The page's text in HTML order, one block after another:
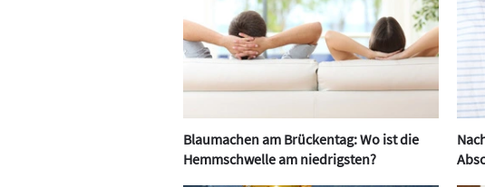
Blaumachen am Brückentag: Wo ist die
Hemmschwelle am niedrigsten?